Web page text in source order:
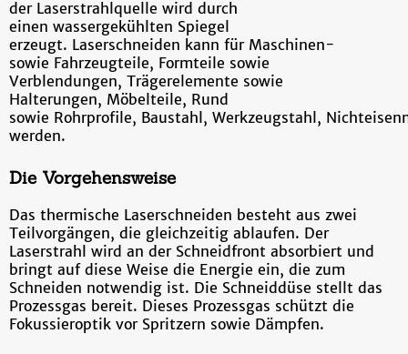
der Laserstrahlquelle wird durch
einen wassergekühlten Spiegel
erzeugt. Laserschneiden kann für Maschinen-
sowie Fahrzeugteile, Formteile sowie
Verblendungen, Trägerelemente sowie
Halterungen, Möbelteile, Rund
sowie Rohrprofile, Baustahl, Werkzeugstahl,
werden.
Die Vorgehensweise
Das thermische Laserschneiden besteht aus zwei
Teilvorgängen, die gleichzeitig ablaufen. Der
Laserstrahl wird an der Schneidfront absorbiert und
bringt auf diese Weise die Energie ein, die zum
Schneiden notwendig ist. Die Schneiddüse stellt das
Prozessgas bereit. Dieses Prozessgas schützt die
Fokussieroptik vor Spritzern sowie Dämpfen.